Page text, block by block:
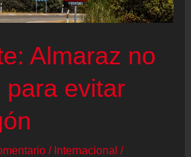
Almaraz no
para evitar
/ Internacional /